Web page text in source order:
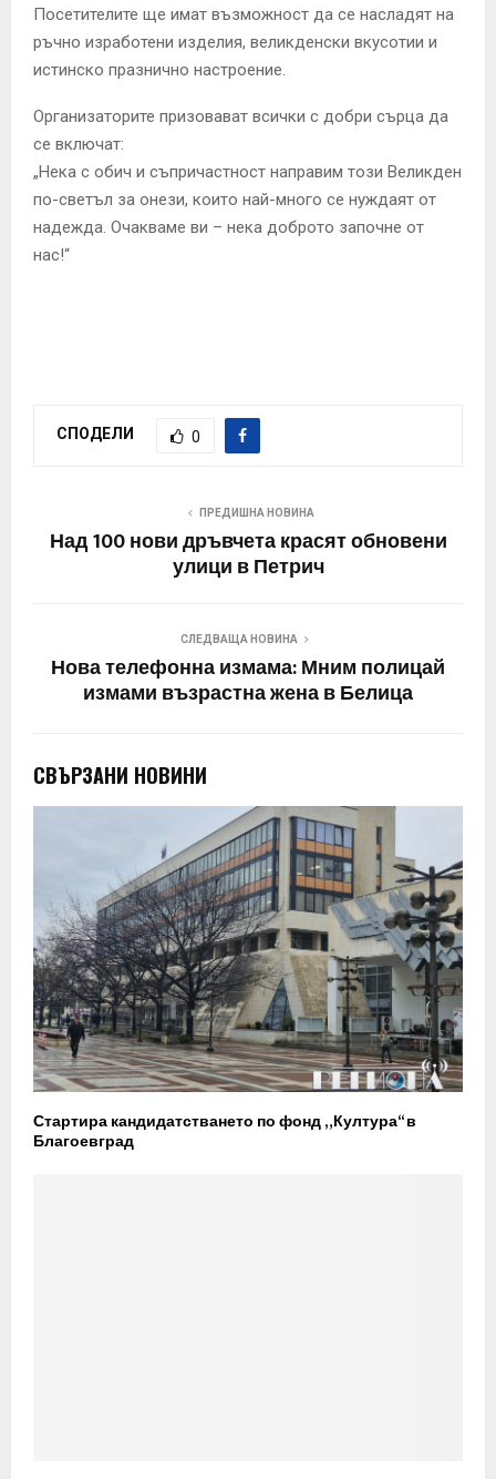
Посетителите ще имат възможност да се насладят на
ръчно изработени изделия, великденски вкусотии и
истинско празнично настроение.
Организаторите призовават всички с добри сърца да
се включат:
„Нека с обич и съпричастност направим този Великден
по-светъл за онези, които най-много се нуждаят от
надежда. Очакваме ви – нека доброто започне от
нас!“
СПОДЕЛИ 0
ПРЕДИШНА НОВИНА
Над 100 нови дръвчета красят обновени
улици в Петрич
СЛЕДВАЩА НОВИНА
Нова телефонна измама: Мним полицай
измами възрастна жена в Белица
СВЪРЗАНИ НОВИНИ
Стартира кандидатстването по фонд „Култура“ в
Благоевград